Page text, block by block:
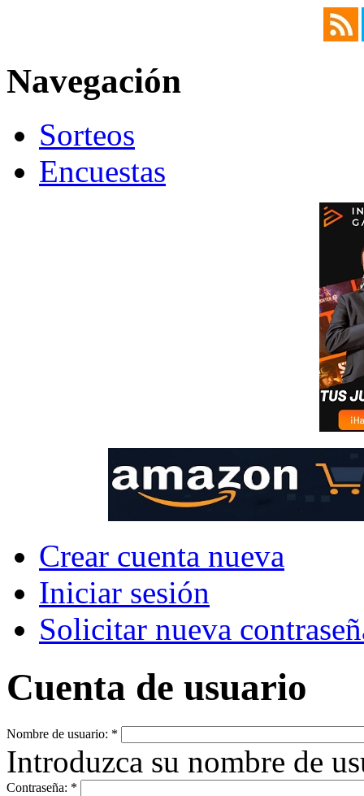
Navegación
Sorteos
Encuestas
Crear cuenta nueva
Iniciar sesión
Solicitar nueva
Cuenta de usuario
Nombre de usuario: *
Introduzca su nombre de
Contraseña: *